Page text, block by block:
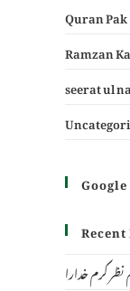
Quran Pak
Ramzan
seerat ul
کرم خدارا